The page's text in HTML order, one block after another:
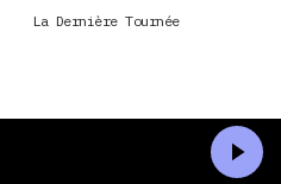
La Dernière Tournée